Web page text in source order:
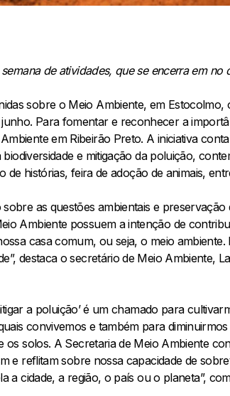
de atividades, que se encerra em no
sobre o Meio Ambiente, em Estocolmo,
Para fomentar e reconhecer a
em Ribeirão Preto. A iniciativa
e mitigação da poluição,
de histórias, feira de adoção de animais,
as questões ambientais e preservação
Ambiente possuem a intenção de
casa comum, ou seja, o meio ambiente.
destaca o secretário de Meio Ambiente,
a poluição’ é um chamado para
convivemos e também para diminuirmos
solos. A Secretaria de Meio Ambiente
e reflitam sobre nossa capacidade de
a cidade, a região, o país ou o planeta”,